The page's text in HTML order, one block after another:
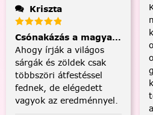
Kriszta
Csónakázás a magyar
Ahogy írják a világos
sárgák és zöldek csak
többszöri átfestéssel
fednek, de elégedett
vagyok az eredménnyel.